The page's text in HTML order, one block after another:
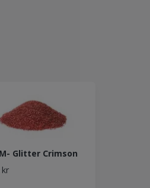
Glitter Crimson
kr